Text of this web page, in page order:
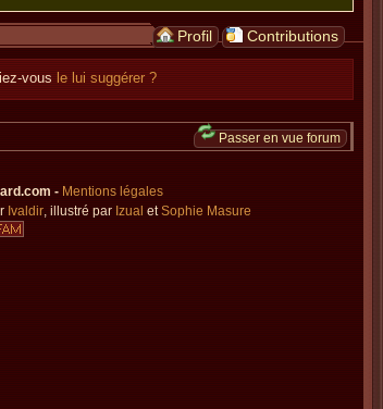
Profil Contributions
vous le lui suggérer ?
Passer en vue forum
- Mentions légales
Ivaldir, illustré par Izual etSophie Masure